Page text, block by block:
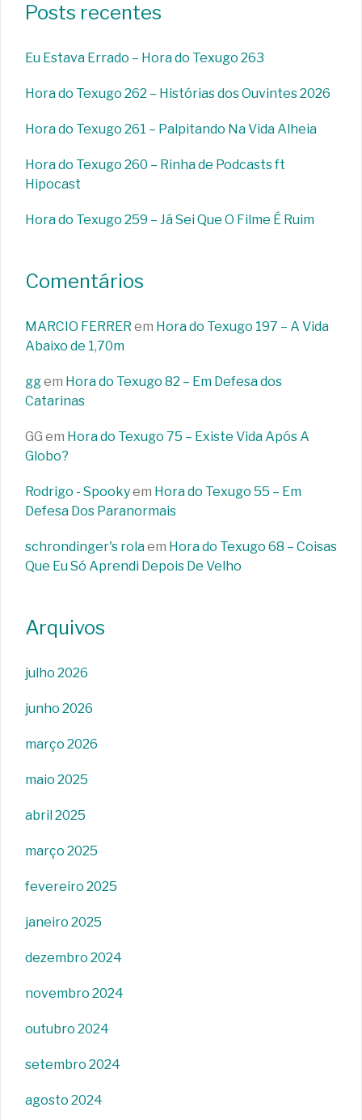
Posts recentes
Eu Estava Errado – Hora do Texugo 263
Hora do Texugo 262 – Histórias dos Ouvintes 2026
Hora do Texugo 261 – Palpitando Na Vida Alheia
Hora do Texugo 260 – Rinha de Podcasts ft
Hipocast
Hora do Texugo 259 – Já Sei Que O Filme É Ruim
Comentários
MARCIO FERRER em Hora do Texugo 197 – A Vida
Abaixo de 1,70m
ggem Hora do Texugo 82 – Em Defesa dos
Catarinas
GG em Hora do Texugo 75 – Existe Vida Após A
Globo?
Rodrigo - Spookyem Hora do Texugo 55 – Em
Defesa Dos Paranormais
schrondinger's rolaem Hora do Texugo 68 – Coisas
Que Eu Só Aprendi Depois De Velho
Arquivos
julho 2026
junho 2026
março 2026
maio 2025
abril 2025
março 2025
fevereiro 2025
janeiro 2025
dezembro 2024
novembro 2024
outubro 2024
setembro 2024
agosto 2024